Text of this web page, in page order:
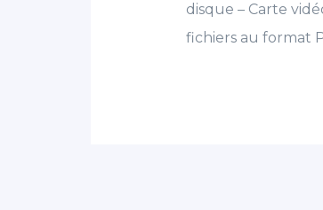
disque – Carte
fichiers au format